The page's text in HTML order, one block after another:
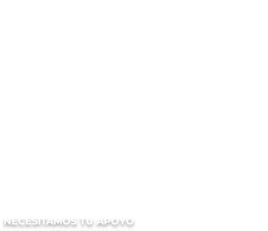
NECESITAMOS TU APOYO